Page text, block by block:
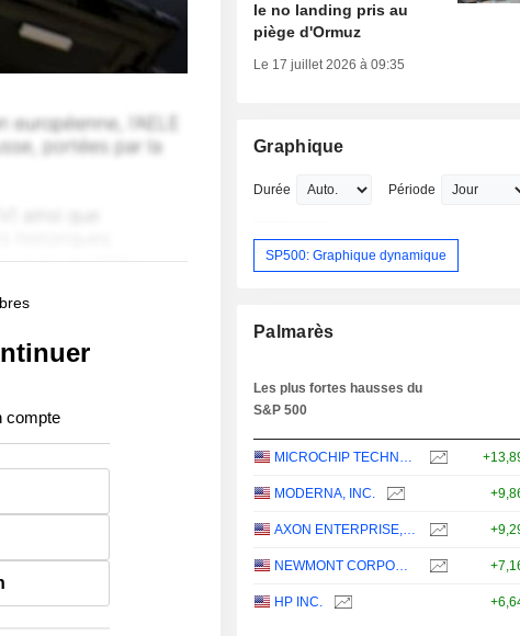
compte
le no landing pris au
piège d'Ormuz
Le 17 juillet 2026 à 09:35
Graphique
Durée Période
SP500: Graphique dynamique
Palmarès
Les plus fortes hausses du
S&P 500
MICROCHIP TECHNOLOGY INCORPORATED
MODERNA, INC.
AXON ENTERPRISE, INC.
NEWMONT CORPORATION
HP INC.